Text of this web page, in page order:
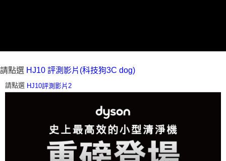
請點選 HJ10 評測影片(科技狗3C dog)
請點選 HJ10評測影片2